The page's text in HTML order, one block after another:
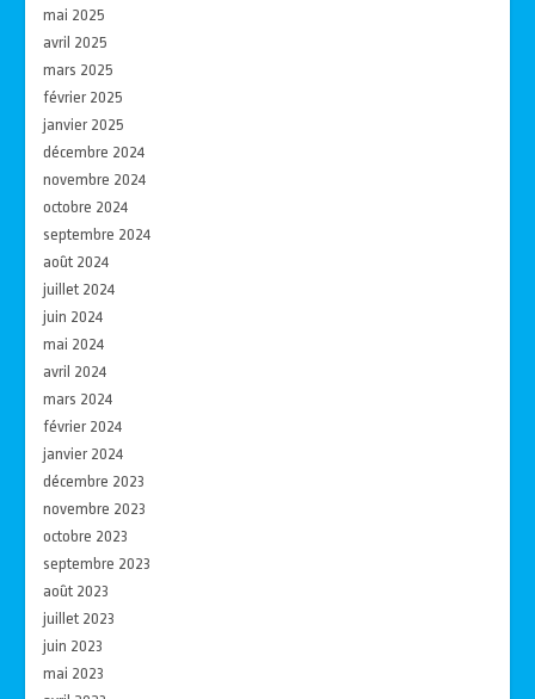
mai 2025
avril 2025
mars 2025
février 2025
janvier 2025
décembre 2024
novembre 2024
octobre 2024
septembre 2024
août 2024
juillet 2024
juin 2024
mai 2024
avril 2024
mars 2024
février 2024
janvier 2024
décembre 2023
novembre 2023
octobre 2023
septembre 2023
août 2023
juillet 2023
juin 2023
mai 2023